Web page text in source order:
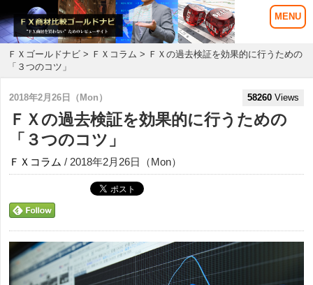
ＦＸゴールドナビ > ＦＸコラム > ＦＸの過去検証を効果的に行うための
「３つのコツ」
2018年2月26日（Mon） 58260 Views
ＦＸの過去検証を効果的に行うための
「３つのコツ」
ＦＸコラム / 2018年2月26日（Mon）